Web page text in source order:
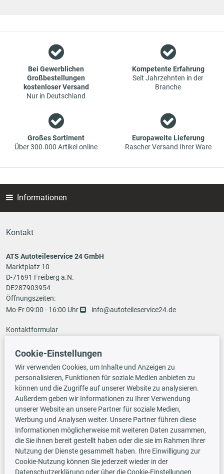
Einzelhandels für Fahrzeug-Ersatzteile. Die Konzentration
liegt bei Verschleißteilen - wir bieten Original-Ersatzteile und
Marken-Ersatzteile von Erstausrüstern zu absoluten Top-
Konditionen an. Dies bedeutet aber auch, dass wenn Sie mal
das gewünschte Ersatzteil in unseren online-Angeboten
nicht finden, Sie uns gerne kontaktieren können. Sie können
garantiert günstigen Preisen.
Bei Gewerblichen
Großbestellungen
kostenloser Versand
Nur in Deutschland
Kompetente Erfahrung
Seit Jahrzehnten in der
Branche
Großes Sortiment
Über 300.000 Artikel online
Europaweite Lieferung
Rascher Versand Ihrer Ware
Informationen
Kontakt
ATS Autoteileservice 24 GmbH
Marktplatz 10
D-71691 Freiberg a.N.
DE287903954
Öffnungszeiten:
Mo-Fr 09:00 - 16:00 Uhr
info@autoteileservice24.de
Kontaktformular
Vorauskasse
Versandarten
Cookie-Einstellungen
Wir verwenden Cookies, um Inhalte und Anzeigen zu
personalisieren, Funktionen für soziale Medien anbieten zu
können und die Zugriffe auf unserer Website zu analysieren.
Außerdem geben wir Informationen zu Ihrer Verwendung
unserer Website an unsere Partner für soziale Medien,
Werbung und Analysen weiter. Unsere Partner führen diese
Informationen möglicherweise mit weiteren Daten zusammen,
die Sie ihnen bereit gestellt haben oder die sie im Rahmen Ihrer
Nutzung der Dienste gesammelt haben. Ihre Einwilligung zur
Cookie-Nutzung können Sie jederzeit wieder in der
Datenschutzerklärung oder über die Cookie-Einstellungen